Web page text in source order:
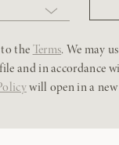
to the Terms. We may
and in accordance
will open in a